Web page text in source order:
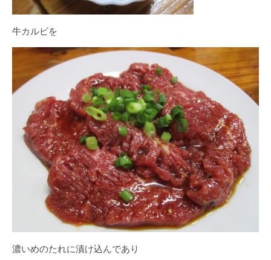
牛カルビを
濃いめのたれに漬け込んであり